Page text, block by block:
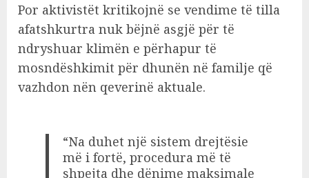
Por aktivistët kritikojnë se vendime të tilla
afatshkurtra nuk bëjnë asgjë për të
ndryshuar klimën e përhapur të
mosndëshkimit për dhunën në familje që
vazhdon nën qeverinë aktuale.
“Na duhet një sistem drejtësie
më i fortë, procedura më të
shpejta dhe dënime maksimale